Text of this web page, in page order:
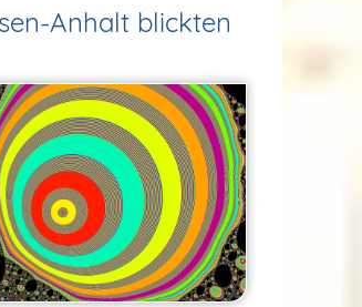
Anhalt blickten